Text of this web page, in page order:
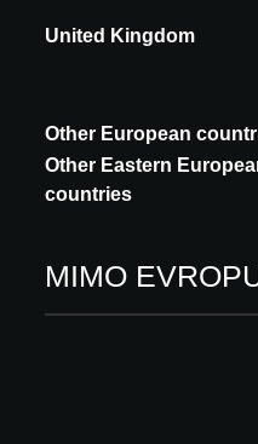
United Kingdom
Other European
Other Eastern
countries
MIMO
Vše o světě architektury,